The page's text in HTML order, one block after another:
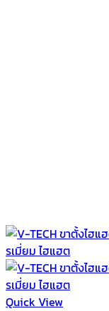
Quick View